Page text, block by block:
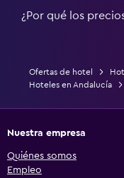
¿Por qué los
Ofertas de hotel
Hoteles en Andalucía
Nuestra empresa
Quiénes somos
Empleo